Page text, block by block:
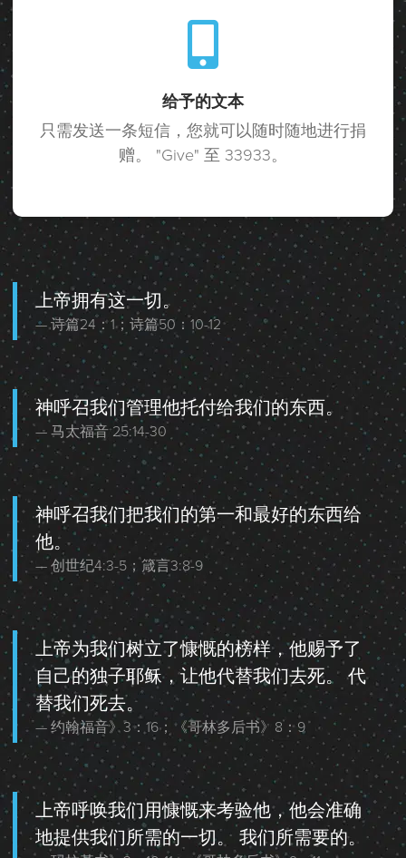
上帝拥有这一切。
诗篇24：1；诗篇50：10-12
神呼召我们管理他托付给我们的东西。
马太福音 25:14-30
神呼召我们把我们的第一和最好的东西给
他。
创世纪4:3-5；箴言3:8-9
上帝为我们树立了慷慨的榜样，他赐予了
自己的独子耶稣，让他代替我们去死。 代
替我们死去。
约翰福音》3：16；《哥林多后书》8：9
上帝呼唤我们用慷慨来考验他，他会准确
地提供我们所需的一切。 我们所需要的。
给予的文本
只需发送一条短信，您就可以随时随地进行捐
赠。 "Give" 至 33933。